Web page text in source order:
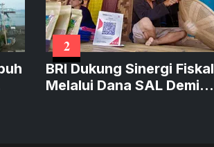
2
BRI Dukung Sinergi Fiskal
Melalui Dana SAL Demi